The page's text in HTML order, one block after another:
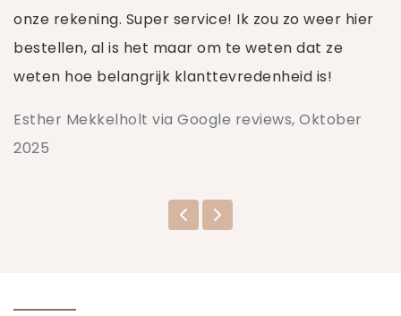
onze rekening. Super service! Ik zou zo weer hier
bestellen, al is het maar om te weten dat ze
weten hoe belangrijk klanttevredenheid is!
Esther Mekkelholt via Google reviews, Oktober
2025